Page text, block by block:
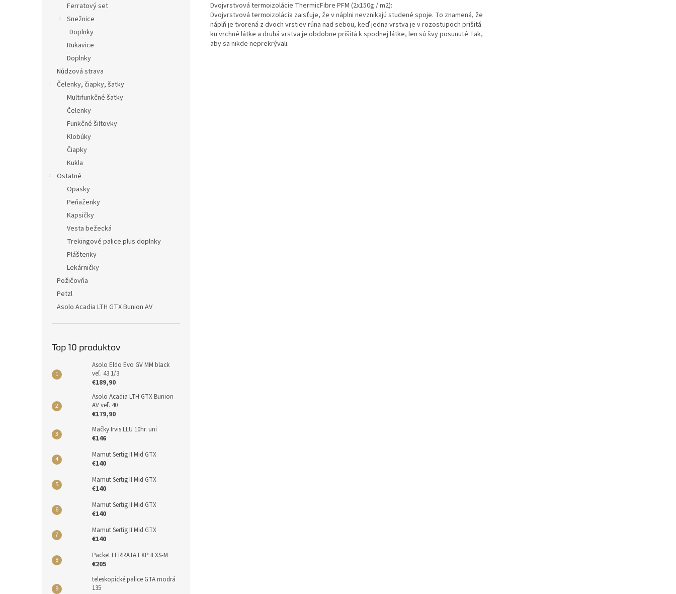
Ferratový set
Snežnice
Doplnky
Rukavice
Doplnky
Núdzová strava
Čelenky, čiapky, šatky
Multifunkčné šatky
Čelenky
Funkčné šiltovky
Klobúky
Čiapky
Kukla
Ostatné
Opasky
Peňaženky
Kapsičky
Vesta bežecká
Trekingové palice plus doplnky
Pláštenky
Lekárničky
Požičovňa
Petzl
Asolo Acadia LTH GTX Bunion AV
Top 10 produktov
Asolo Eldo Evo GV MM black
veľ. 43 1/3
€189,90
Asolo Acadia LTH GTX Bunion
AV veľ. 40
€179,90
Mačky Irvis LLU 10hr. uni
€146
Mamut Sertig II Mid GTX
€140
Mamut Sertig II Mid GTX
€140
Mamut Sertig II Mid GTX
€140
Mamut Sertig II Mid GTX
€140
Packet FERRATA EXP II XS-M
€205
teleskopické palice GTA modrá
135
Dvojvrstvová termoizolácie ThermicFibre PFM (2x150g / m2):
Dvojvrstvová termoizolácia zaisťuje, že v náplni nevznikajú studené spoje. To znamená, že
náplň je tvorená z dvoch vrstiev rúna nad sebou, keď jedna vrstva je v rozostupoch prišitá
ku vrchné látke a druhá vrstva je obdobne prišitá k spodnej látke, len sú švy posunuté Tak,
aby sa nikde neprekrývali.